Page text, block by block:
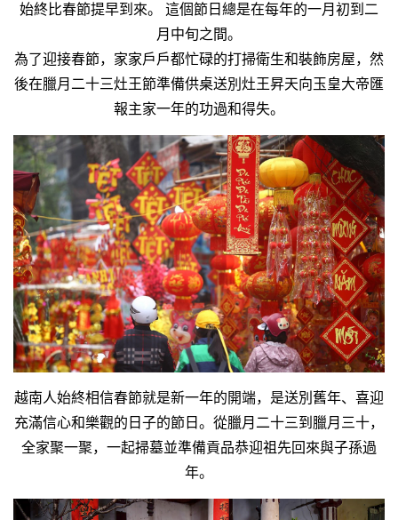
始終比春節提早到來。 這個節日總是在每年的一月初到二
月中旬之間。
為了迎接春節，家家戶戶都忙碌的打掃衛生和裝飾房屋，然
後在臘月二十三灶王節準備供桌送別灶王昇天向玉皇大帝匯
報主家一年的功過和得失。
越南人始終相信春節就是新一年的開端，是送別舊年、喜迎
充滿信心和樂觀的日子的節日。 從臘月二十三到臘月三十，
全家聚一聚，一起掃墓並準備貢品恭迎祖先回來與子孫過
年。